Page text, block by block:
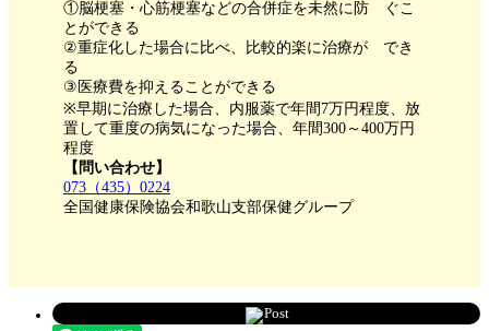
①脳梗塞・心筋梗塞などの合併症を未然に防 ぐこ
とができる
②重症化した場合に比べ、比較的楽に治療が でき
る
③医療費を抑えることができる
※早期に治療した場合、内服薬で年間7万円程度、放
置して重度の病気になった場合、年間300～400万円
程度
【問い合わせ】
073（435）0224
全国健康保険協会和歌山支部保健グループ
Post